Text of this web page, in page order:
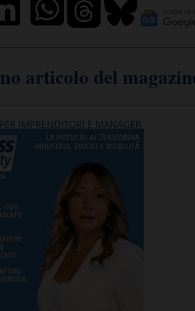
articolo del